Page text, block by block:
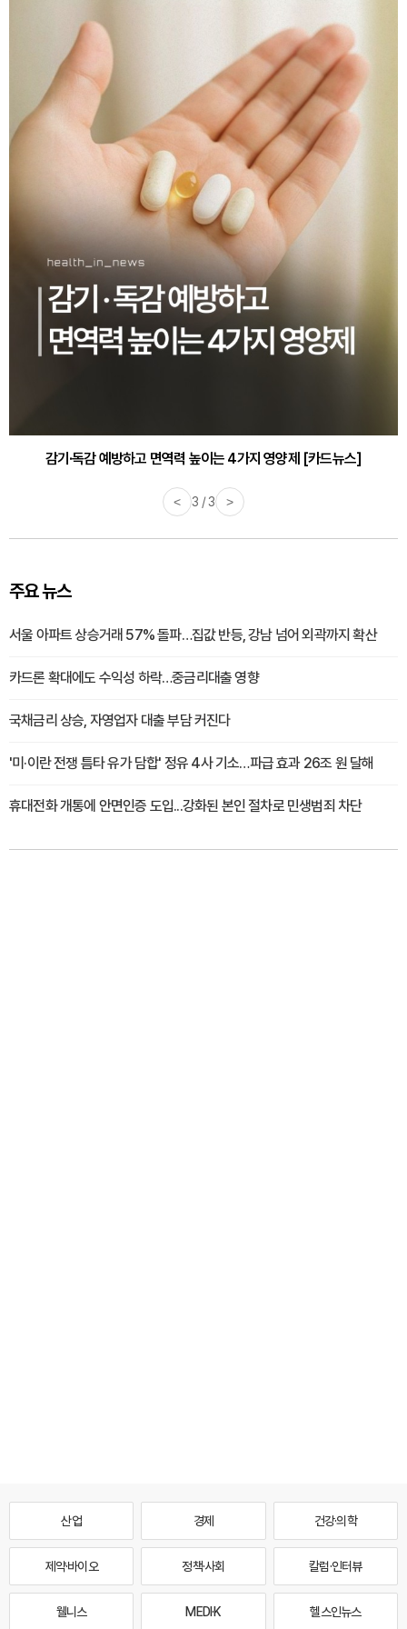
감기·독감 예방하고 면역력 높이는 4가지 영양제 [카드뉴스]
< 3 / 3 >
주요 뉴스
서울 아파트 상승거래 57% 돌파…집값 반등, 강남 넘어 외곽까지 확산
카드론 확대에도 수익성 하락…중금리대출 영향
국채금리 상승, 자영업자 대출 부담 커진다
'미·이란 전쟁 틈타 유가 담합' 정유 4사 기소…파급 효과 26조 원 달해
휴대전화 개통에 안면인증 도입...강화된 본인 절차로 민생범죄 차단
산업 경제 건강·의학
제약·바이오 정책·사회 칼럼·인터뷰
웰니스 MEDI·K 헬스인뉴스